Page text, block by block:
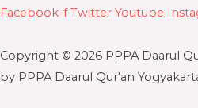
Facebook-f Twitter Youtube
Copyright © 2026 PPPA Daarul
by PPPA Daarul Qur'an